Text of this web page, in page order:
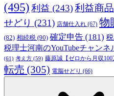
(495) 利益 (243)利益商品
せどり (231) 店舗仕入れ (67) 物
(82) 相続税 (90) 確定申告 (181)
税理士河南のYouTubeチャンネ
(61) 考え方 (59) 藤原誠【ゼロから月収100
転売 (305) 電脳せどり (66)